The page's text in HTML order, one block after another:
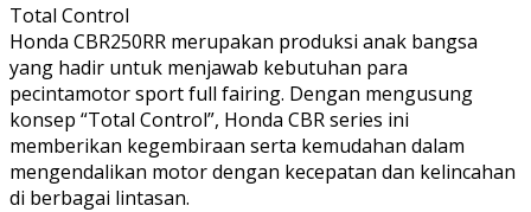
Total Control
Honda CBR250RR merupakan produksi anak bangsa
yang hadir untuk menjawab kebutuhan para
pecintamotor sport full fairing. Dengan mengusung
konsep “Total Control”, Honda CBR series ini
memberikan kegembiraan serta kemudahan dalam
mengendalikan motor dengan kecepatan dan kelincahan
di berbagai lintasan.